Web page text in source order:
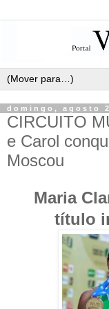
domingo, agosto
CIRCUITO
e Carol
Moscou
Maria
título